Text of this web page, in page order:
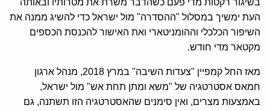
בשיגור רקטות מדי פעם כשהדבר משרת את מטרותיו ובאותה
העת ימשיך במסלול "ההסדרה" מול ישראל כדי להשיג ממנה את
השיפור הכלכלי וההומניטארי ואת האישור להכנסת הכספים
מקטאר מדי חודש.
מאז החל קמפיין "צעדות השיבה" במרץ 2018, מנהל ארגון
חמאס אסטרטגיה של "משא ומתן תחת אש" מול ישראל,
באמצעות מצרים, ואין סימנים שהאסטרטגיה הזו תשתנה, גם